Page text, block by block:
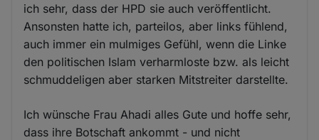
ich sehr, dass der HPD sie auch veröffentlicht.
Ansonsten hatte ich, parteilos, aber links fühlend,
auch immer ein mulmiges Gefühl, wenn die Linke
den politischen Islam verharmloste bzw. als leicht
schmuddeligen aber starken Mitstreiter darstellte.
Ich wünsche Frau Ahadi alles Gute und hoffe sehr,
dass ihre Botschaft ankommt - und nicht